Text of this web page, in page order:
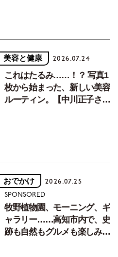
美容と健康 2026.07.24
これはたるみ……！？ 写真1
枚から始まった、新しい美容
ルーティン。【中川正子さん
おでかけ 2026.07.25
SPONSORED
牧野植物園、モーニング、ギ
ャラリー……高知市内で、史
跡も自然もグルメも楽しみ尽